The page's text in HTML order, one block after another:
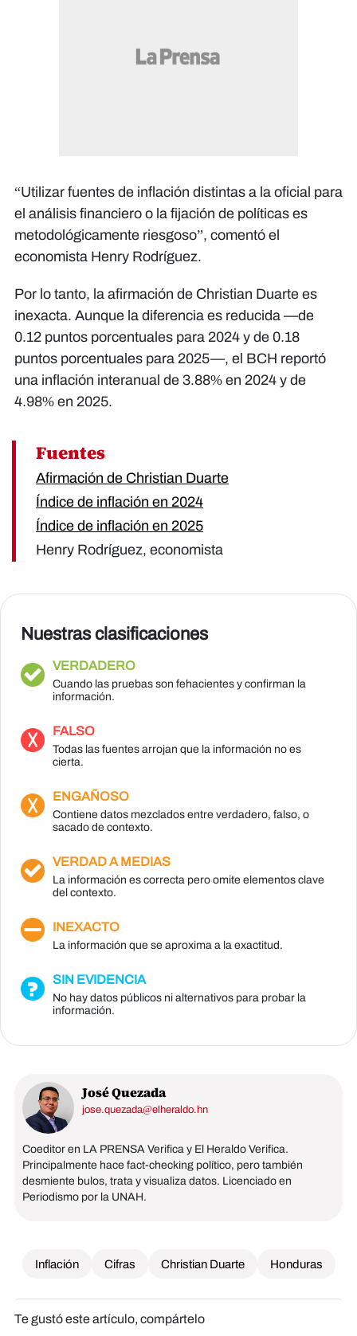
“Utilizar fuentes de inflación distintas a la oficial para
el análisis financiero o la fijación de políticas es
metodológicamente riesgoso”, comentó el
economista Henry Rodríguez.
Por lo tanto, la afirmación de Christian Duarte es
inexacta. Aunque la diferencia es reducida —de
0.12 puntos porcentuales para 2024 y de 0.18
puntos porcentuales para 2025—, el BCH reportó
una inflación interanual de 3.88% en 2024 y de
4.98% en 2025.
Fuentes
Afirmación de Christian Duarte
Índice de inflación en 2024
Índice de inflación en 2025
Henry Rodríguez, economista
Nuestras clasificaciones
VERDADERO
Cuando las pruebas son fehacientes y confirman la
información.
FALSO
Todas las fuentes arrojan que la información no es
cierta.
ENGAÑOSO
Contiene datos mezclados entre verdadero, falso, o
sacado de contexto.
VERDAD A MEDIAS
La información es correcta pero omite elementos clave
del contexto.
INEXACTO
La información que se aproxima a la exactitud.
SIN EVIDENCIA
No hay datos públicos ni alternativos para probar la
información.
José Quezada
jose.quezada@elheraldo.hn
Coeditor en LA PRENSA Verifica y El Heraldo Verifica.
Principalmente hace fact-checking político, pero también
desmiente bulos, trata y visualiza datos. Licenciado en
Periodismo por la UNAH.
Inflación Cifras Christian Duarte Honduras
Te gustó este artículo, compártelo